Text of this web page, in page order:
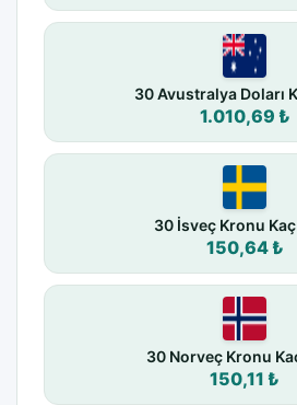
30 Avustralya Doları
1.010,69 ₺
30 İsveç Kronu
150,64 ₺
30 Norveç Kronu
150,11 ₺